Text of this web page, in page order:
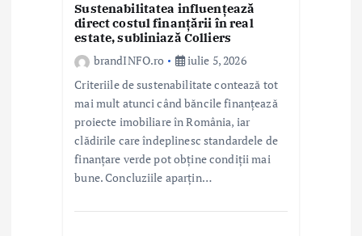
Sustenabilitatea influențează
direct costul finanțării în real
estate, subliniază Colliers
brandINFO.ro
iulie 5, 2026
Criteriile de sustenabilitate contează tot
mai mult atunci când băncile finanțează
proiecte imobiliare în România, iar
clădirile care îndeplinesc standardele de
finanțare verde pot obține condiții mai
bune. Concluziile aparțin…